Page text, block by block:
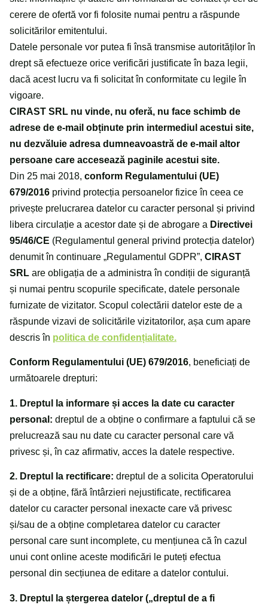
cerere de ofertă vor fi folosite numai pentru a răspunde
solicitărilor emitentului.
Datele personale vor putea fi însă transmise autorităților în
drept să efectueze orice verificări justificate în baza legii,
dacă acest lucru va fi solicitat în conformitate cu legile în
vigoare.
CIRAST SRL nu vinde, nu oferă, nu face schimb de
adrese de e-mail obținute prin intermediul acestui site,
nu dezvăluie adresa dumneavoastră de e-mail altor
persoane care accesează paginile acestui site.
Din 25 mai 2018, conform Regulamentului (UE)
679/2016 privind protecția persoanelor fizice în ceea ce
privește prelucrarea datelor cu caracter personal și privind
libera circulație a acestor date și de abrogare a Directivei
95/46/CE (Regulamentul general privind protecția datelor)
denumit în continuare „Regulamentul GDPR”, CIRAST
SRL are obligația de a administra în condiții de siguranță
și numai pentru scopurile specificate, datele personale
furnizate de vizitator. Scopul colectării datelor este de a
răspunde vizavi de solicitările vizitatorilor, așa cum apare
descris în politica de confidențialitate.
Conform Regulamentului (UE) 679/2016, beneficiați de
următoarele drepturi:
1. Dreptul la informare și acces la date cu caracter
personal: dreptul de a obține o confirmare a faptului că se
prelucrează sau nu date cu caracter personal care vă
privesc și, în caz afirmativ, acces la datele respective.
2. Dreptul la rectificare: dreptul de a solicita Operatorului
și de a obține, fără întârzieri nejustificate, rectificarea
datelor cu caracter personal inexacte care vă privesc
și/sau de a obține completarea datelor cu caracter
personal care sunt incomplete, cu mențiunea că în cazul
unui cont online aceste modificări le puteți efectua
personal din secțiunea de editare a datelor contului.
3. Dreptul la ștergerea datelor („dreptul de a fi